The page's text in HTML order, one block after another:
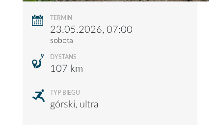
TERMIN
23.05.2026, 07:00
sobota
DYSTANS
107 km
TYP BIEGU
górski, ultra